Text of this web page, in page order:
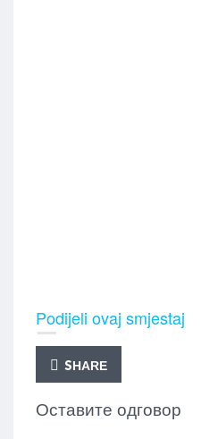
Podijeli ovaj smjestaj
SHARE
Оставите одговор